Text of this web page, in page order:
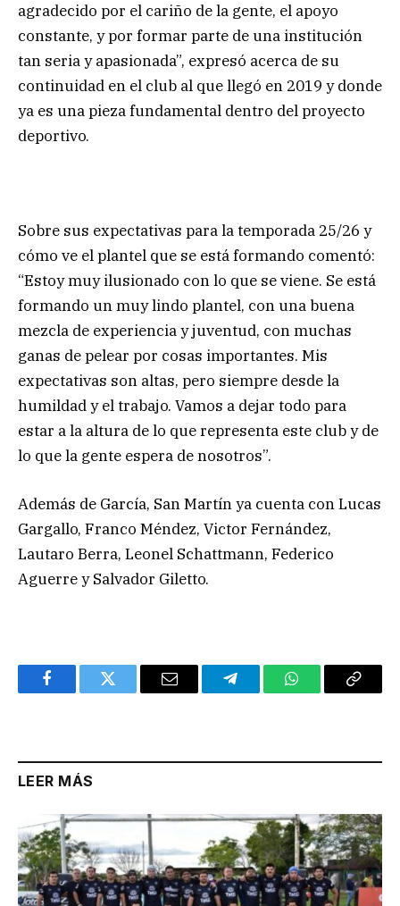
agradecido por el cariño de la gente, el apoyo
constante, y por formar parte de una institución
tan seria y apasionada”, expresó acerca de su
continuidad en el club al que llegó en 2019 y donde
ya es una pieza fundamental dentro del proyecto
deportivo.
Sobre sus expectativas para la temporada 25/26 y
cómo ve el plantel que se está formando comentó:
“Estoy muy ilusionado con lo que se viene. Se está
formando un muy lindo plantel, con una buena
mezcla de experiencia y juventud, con muchas
ganas de pelear por cosas importantes. Mis
expectativas son altas, pero siempre desde la
humildad y el trabajo. Vamos a dejar todo para
estar a la altura de lo que representa este club y de
lo que la gente espera de nosotros”.
Además de García, San Martín ya cuenta con Lucas
Gargallo, Franco Méndez, Victor Fernández,
Lautaro Berra, Leonel Schattmann, Federico
Aguerre y Salvador Giletto.
FacebookTwitter Email TelegramWhatsAppCopy
LEER MÁS